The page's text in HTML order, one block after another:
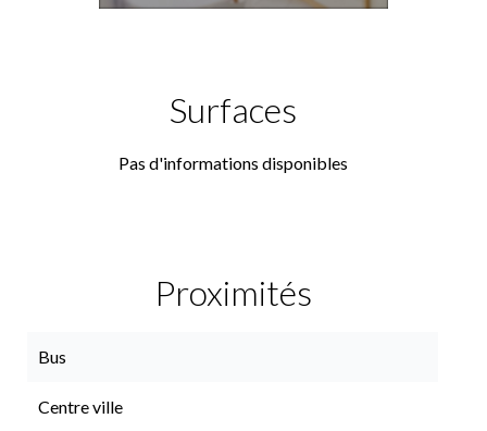
Surfaces
Pas d'informations disponibles
Proximités
Bus
Centre ville